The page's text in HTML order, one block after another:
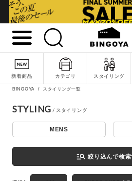
新着商品 カテゴリ スタイリング
詳細検
キーワード
性別
BINGOYA スタイリング一覧
STYLING
MENS
manage_search 絞り込んで検索